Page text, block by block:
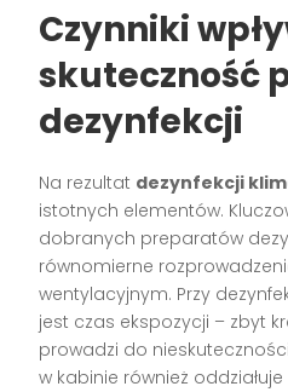
Czynniki
skuteczność
dezynfekcji
Na rezultat dezynfekcji
istotnych elementów.
dobranych preparatów
równomierne
wentylacyjnym. Przy
jest czas ekspozycji – zbyt
prowadzi do
w kabinie również